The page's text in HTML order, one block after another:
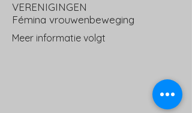
VERENIGINGEN
Fémina vrouwenbeweging
Meer informatie volgt